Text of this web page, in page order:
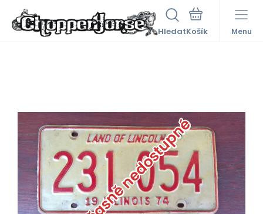
Hledat Menu
Dočasně nedostupné